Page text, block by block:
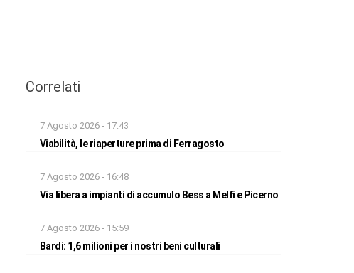
Correlati
7 Agosto 2026 - 17:43
Viabilità, le riaperture prima di Ferragosto
7 Agosto 2026 - 16:48
Via libera a impianti di accumulo Bess a Melfi e Picerno
7 Agosto 2026 - 15:59
Bardi: 1,6 milioni per i nostri beni culturali